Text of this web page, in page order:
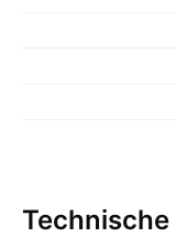
Technische